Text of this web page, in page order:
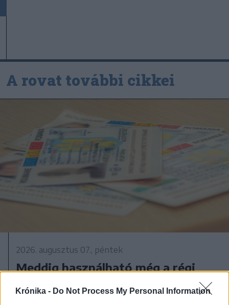
Krónika - Do Not Process My Personal Information
A rovat további cikkei
2026. augusztus 07., péntek
Meddig használható még a régi